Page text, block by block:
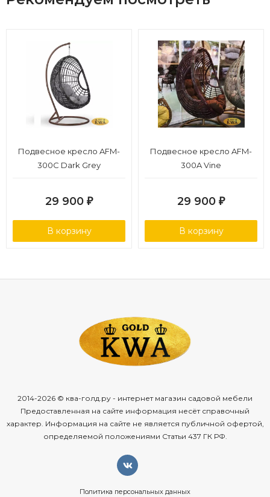
Подвесное кресло AFM-
300C Dark Grey
29 900 ₽
В корзину
Подвесное кресло AFM-
300A Vine
29 900 ₽
В корзину
2014-2026 © ква-голд.ру - интернет магазин садовой мебели
Предоставленная на сайте информация несёт справочный
характер. Информация на сайте не является публичной офертой,
определяемой положениями Статьи 437 ГК РФ.
Политика персональных данных